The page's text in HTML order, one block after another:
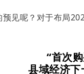
见呢？对于布局
“首次
县域经济下